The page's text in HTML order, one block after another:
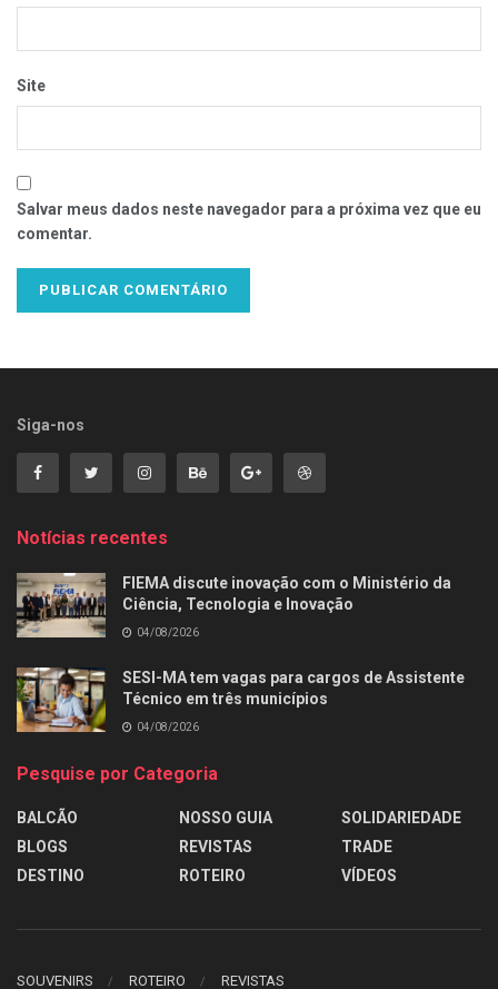
Site
Salvar meus dados neste navegador para a próxima vez que eu
comentar.
Siga-nos
Notícias recentes
FIEMA discute inovação com o Ministério da
Ciência, Tecnologia e Inovação
04/08/2026
SESI-MA tem vagas para cargos de Assistente
Técnico em três municípios
04/08/2026
Pesquise por Categoria
BALCÃO
BLOGS
DESTINO
NOSSO GUIA
REVISTAS
ROTEIRO
SOLIDARIEDADE
TRADE
VÍDEOS
SOUVENIRS ROTEIRO REVISTAS